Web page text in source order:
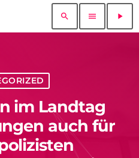
search menu play_arrow
im Landtag
auch für